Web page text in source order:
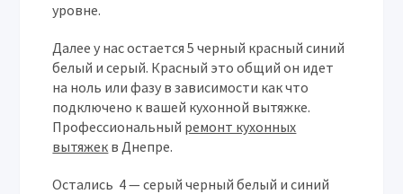
уровне.
Далее у нас остается 5 черный красный синий
белый и серый. Красный это общий он идет
на ноль или фазу в зависимости как что
подключено к вашей кухонной вытяжке.
Профессиональный ремонт кухонных
вытяжек в Днепре.
Остались 4 — серый черный белый и синий